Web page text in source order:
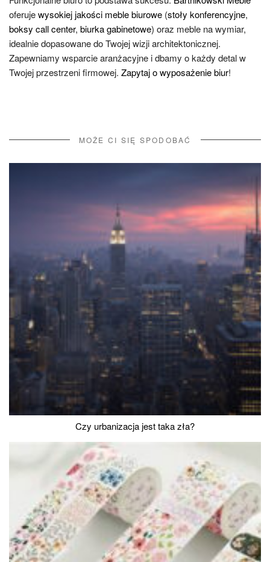
oferujewysokiej jakości meble biurowe (stoły konferencyjne,
boksy call center, biurka gabinetowe) oraz meble na wymiar,
idealnie dopasowane do Twojej wizji architektonicznej.
Zapewniamy wsparcie aranżacyjne i dbamy o każdy detal w
Twojej przestrzeni firmowej. Zapytaj o wyposażenie biur!
MOŻE CI SIĘ SPODOBAĆ
Czy urbanizacja jest taka zła?